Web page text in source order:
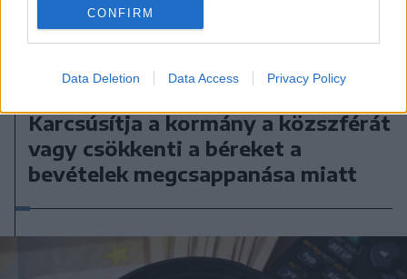
CONFIRM
Data Deletion Data Access Privacy Policy
Karcsúsítja a kormány a közszférát
vagy csökkenti a béreket a
bevételek megcsappanása miatt